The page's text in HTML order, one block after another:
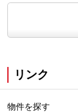
リンク
物件を探す